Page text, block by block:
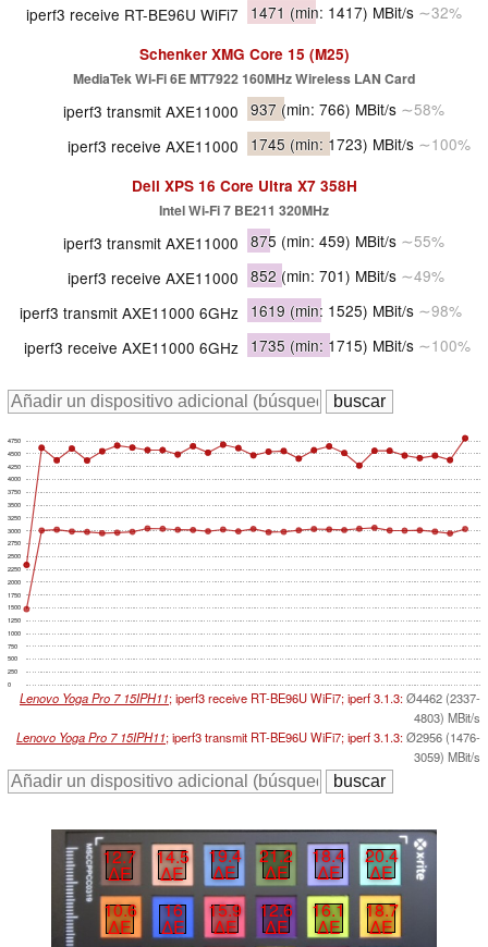
iperf3 receive RT-BE96U WiFi7
1471 (min: 1417) MBit/s ∼32%
Schenker XMG Core 15 (M25)
MediaTek Wi-Fi 6E MT7922 160MHz Wireless LAN Card
iperf3 transmit AXE11000 937 (min: 766) MBit/s ∼58%
iperf3 receive AXE11000
1745 (min: 1723) MBit/s ∼100%
Dell XPS 16 Core Ultra X7 358H
Intel Wi-Fi 7 BE211 320MHz
iperf3 transmit AXE11000 875 (min: 459) MBit/s ∼55%
iperf3 receive AXE11000 852 (min: 701) MBit/s ∼49%
iperf3 transmit AXE11000 6GHz 1619 (min: 1525) MBit/s ∼98%
iperf3 receive AXE11000 6GHz 1735 (min: 1715) MBit/s ∼100%
0
250
500
750
1000
1250
1500
1750
2000
2250
2500
2750
3000
3250
3500
3750
4000
4250
4500
4750
Lenovo Yoga Pro 7 15IPH11; iperf3 receive RT-BE96U WiFi7; iperf 3.1.3:Ø4462 (2337-
4803) MBit/s
Lenovo Yoga Pro 7 15IPH11; iperf3 transmit RT-BE96U WiFi7; iperf 3.1.3:Ø2956 (1476-
3059) MBit/s
12.7
∆E
14.5
∆E
19.4
∆E
21.2
∆E
18.4
∆E
20.4
∆E
10.6
∆E
16
∆E
15.9
∆E
12.6
∆E
16.1
∆E
18.7
∆E